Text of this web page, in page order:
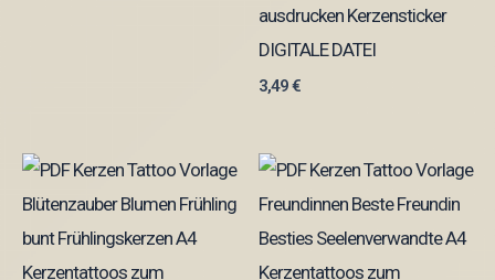
ausdrucken Kerzensticker
DIGITALE DATEI
3,49€